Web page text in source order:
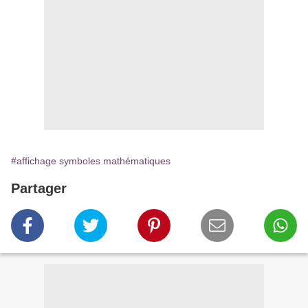
#affichage symboles mathématiques
Partager